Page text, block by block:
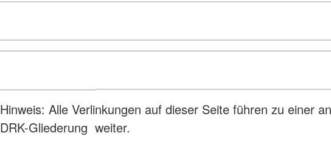
Hinweis: Alle Verlinkungen auf dieser Seite führen zu einer
DRK-Gliederung weiter.